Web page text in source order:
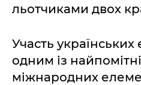
льотчиками двох
Участь українських
одним із
міжнародних